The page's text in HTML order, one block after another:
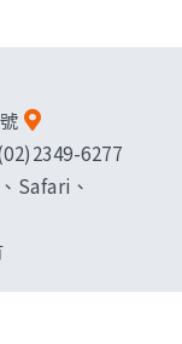
6277
Safari、